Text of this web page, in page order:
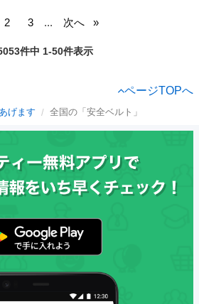
2 3 ... 次へ
件中 1-50件表示
ページTOPへ
げます 全国の「安全ベルト」